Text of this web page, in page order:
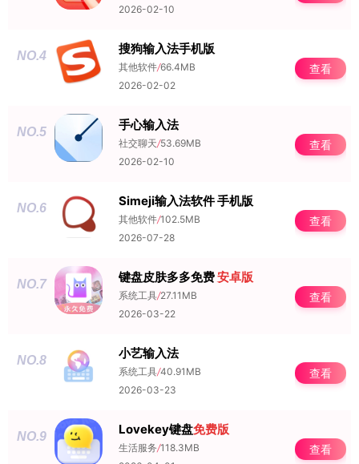
2026-02-10
NO.4 搜狗输入法手机版
其他软件/66.4MB
2026-02-02
查看
NO.5 手心输入法
社交聊天/53.69MB
2026-02-10
查看
NO.6 Simeji输入法软件 手机版
其他软件/102.5MB
2026-07-28
查看
NO.7 键盘皮肤多多免费安卓版
系统工具/27.11MB
2026-03-22
查看
NO.8 小艺输入法
系统工具/40.91MB
2026-03-23
查看
NO.9 Lovekey键盘免费版
生活服务/118.3MB
查看